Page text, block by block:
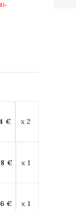
€ x 2
€ x 1
€ x 1